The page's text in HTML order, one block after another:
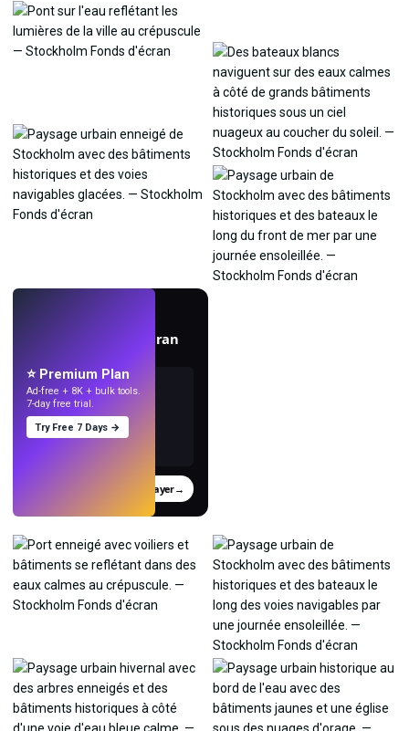
Créez des fonds d'écran
Essayer→
⭐ Premium Plan
Ad-free + 8K + bulk tools.
7-day free trial.
Try Free 7 Days →